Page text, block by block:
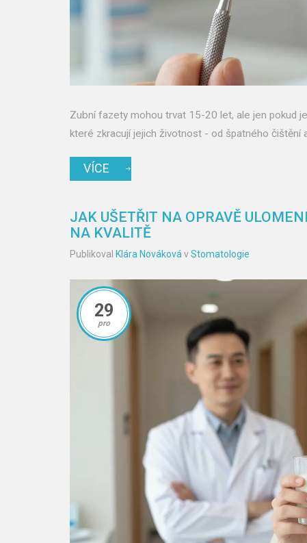
Zubní fazety mohou trvat 15-20 let, ale jen pokud
které zkracují jejich životnost - od špatného čištění
VÍCE
JAK UŠETŘIT NA OPRAVĚ
NA KVALITĚ
Publikoval Klára Nováková vStomatologie
29
pro